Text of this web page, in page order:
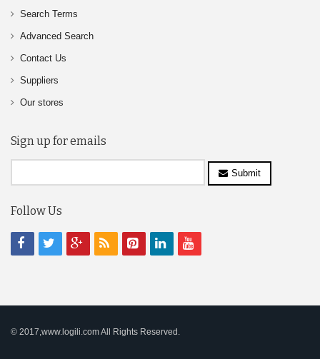
Search Terms
Advanced Search
Contact Us
Suppliers
Our stores
Sign up for emails
Submit
Follow Us
© 2017,www.logili.com All Rights Reserved.